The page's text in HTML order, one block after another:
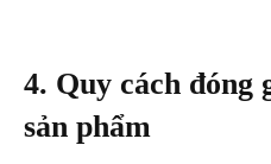
4. Quy cách đóng
sản phẩm